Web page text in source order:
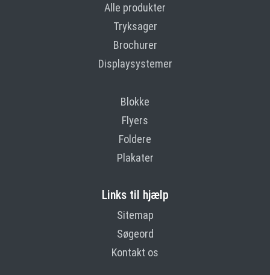
Alle produkter
Tryksager
Brochurer
Displaysystemer
Blokke
Flyers
Foldere
Plakater
Links til hjælp
Sitemap
Søgeord
Kontakt os